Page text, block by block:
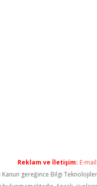
Reklam ve İletişim: E-mail:
Kanun gereğince Bilgi